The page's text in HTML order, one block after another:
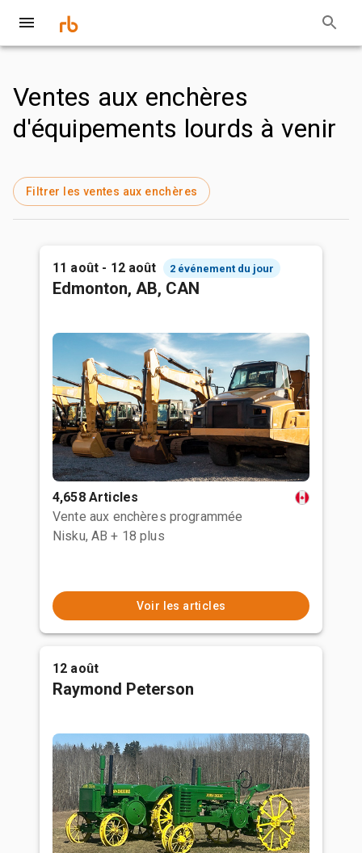
Ventes aux enchères
d'équipements lourds à venir
Filtrer les ventes aux enchères
11 août - 12 août 2 événement du jour
Edmonton, AB, CAN
4,658 Articles
Vente aux enchères programmée
Nisku, AB + 18 plus
Voir les articles
12 août
Raymond Peterson